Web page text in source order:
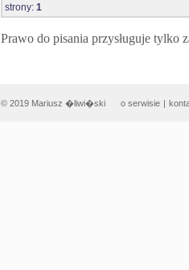
strony: 1
Prawo do pisania przysługuje tylko
© 2019 Mariusz �liwi�ski o serwisie |